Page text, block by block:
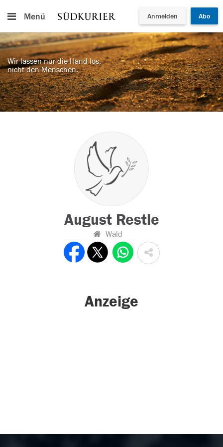
Menü Anmelden Abo
Wir lassen nur die Hand los,
nicht den Menschen.
August Restle
Wald
Anzeige